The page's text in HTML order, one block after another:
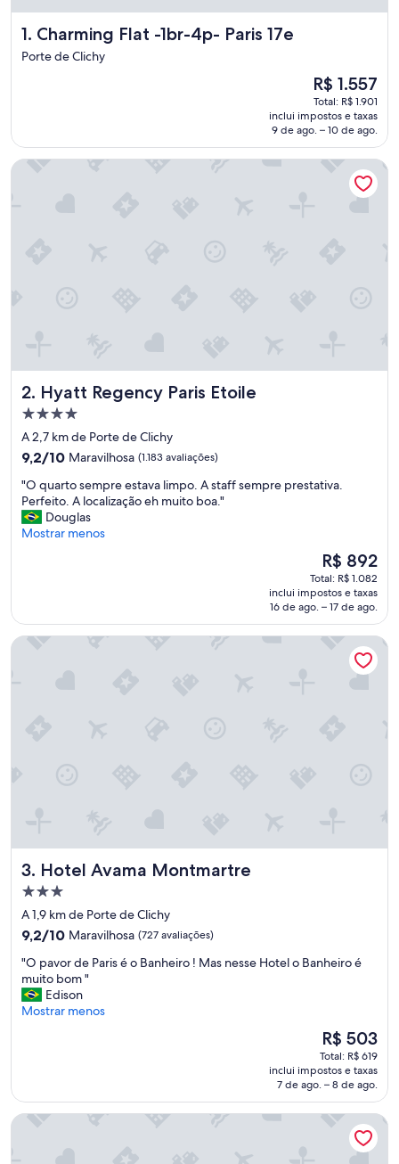
1. Charming Flat -1br-4p- Paris 17e
Charming Flat -1br-4p- Paris 17e
Porte de Clichy
O
preço
é
de
R$ 1.557
R$ 1.557
Total: R$ 1.901
inclui impostos e taxas
9 de ago. – 10 de ago.
2. Hyatt Regency Paris Etoile
Hyatt Regency Paris Etoile
Propriedade
4.0
estrelas
A 2,7 km de Porte de Clichy
9.2
10,
Maravilhosa,
(1.183
avaliações)
9,2/10 Maravilhosa (1.183 avaliações)
"
O
q
u
e
p
o
A
s
t
f
f
s
e
r
"O quarto sempre estava limpo. A staff sempre prestativa.
Perfeito. A localização eh muito boa."
Douglas
Mostrar menos
O
preço
é
de
R$ 892
R$ 892
Total: R$ 1.082
inclui impostos e taxas
16 de ago. – 17 de ago.
Hyatt Regency Paris Etoile
3. Hotel Avama Montmartre
Hotel Avama Montmartre
Propriedade
3.0
estrelas
A 1,9 km de Porte de Clichy
9.2
10,
Maravilhosa,
(727
avaliações)
9,2/10 Maravilhosa (727 avaliações)
"
O
p
a
P
"O pavor de Paris é o Banheiro ! Mas nesse Hotel o Banheiro é
muito bom "
Edison
Mostrar menos
O
preço
é
de
R$ 503
R$ 503
Total: R$ 619
inclui impostos e taxas
7 de ago. – 8 de ago.
Hotel Avama Montmartre
Hôtel Korner Etoile